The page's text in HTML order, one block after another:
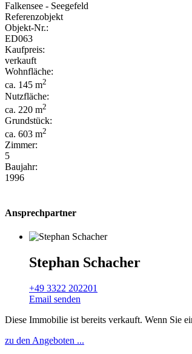
Falkensee - Seegefeld
Referenzobjekt
Objekt-Nr.:
ED063
Kaufpreis:
verkauft
Wohnfläche:
ca. 145 m2
Nutzfläche:
ca. 220 m2
Grundstück:
ca. 603 m2
Zimmer:
5
Baujahr:
1996
Ansprechpartner
Stephan Schacher
+49 3322 202201
Email senden
Diese Immobilie ist bereits verkauft. Wenn Sie
zu den Angeboten ...